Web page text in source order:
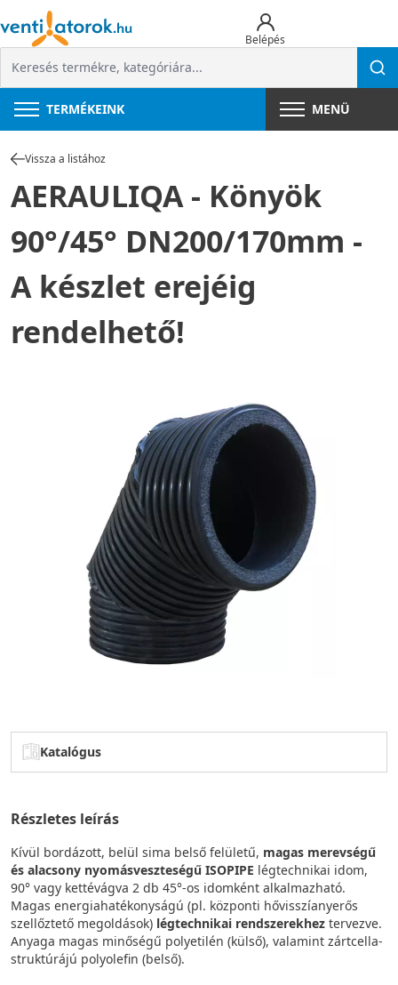
Belépés
TERMÉKEINK MENÜ
Vissza a listához
AERAULIQA - Könyök
90°/45° DN200/170mm -
A készlet erejéig
rendelhető!
Katalógus
Részletes leírás
Kívül bordázott, belül sima belső felületű, magas merevségű
és alacsony nyomásveszteségű ISOPIPE légtechnikai idom,
90° vagy kettévágva 2 db 45°-os idomként alkalmazható.
Magas energiahatékonyságú (pl. központi hővisszíanyerős
szellőztető megoldások) légtechnikai rendszerekhez tervezve.
Anyaga magas minőségű polyetilén (külső), valamint zártcella-
struktúrájú polyolefin (belső).